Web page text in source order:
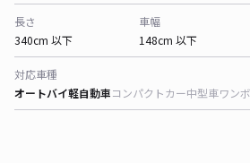
長さ
340cm 以下
車幅
148cm 以下
対応車種
オートバイ軽自動車コンパクトカー中型車ワン